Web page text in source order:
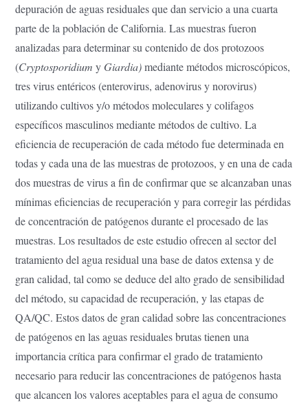
depuración de aguas residuales que dan servicio a una cuarta
parte de la población de California. Las muestras fueron
analizadas para determinar su contenido de dos protozoos
(Cryptosporidium yGiardia)mediante métodos microscópicos,
tres virus entéricos (enterovirus, adenovirus y norovirus)
utilizando cultivos y/o métodos moleculares y colifagos
específicos masculinos mediante métodos de cultivo. La
eficiencia de recuperación de cada método fue determinada en
todas y cada una de las muestras de protozoos, y en una de cada
dos muestras de virus a fin de confirmar que se alcanzaban unas
mínimas eficiencias de recuperación y para corregir las pérdidas
de concentración de patógenos durante el procesado de las
muestras. Los resultados de este estudio ofrecen al sector del
tratamiento del agua residual una base de datos extensa y de
gran calidad, tal como se deduce del alto grado de sensibilidad
del método, su capacidad de recuperación, y las etapas de
QA/QC. Estos datos de gran calidad sobre las concentraciones
de patógenos en las aguas residuales brutas tienen una
importancia crítica para confirmar el grado de tratamiento
necesario para reducir las concentraciones de patógenos hasta
que alcancen los valores aceptables para el agua de consumo